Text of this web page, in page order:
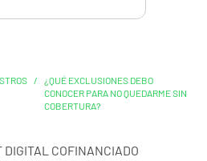
/
¿QUÉ EXCLUSIONES DEBO
CONOCER PARA NO QUEDARME SIN
COBERTURA?
DIGITAL COFINANCIADO